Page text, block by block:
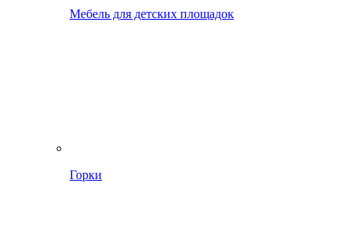
Мебель для детских площадок
Горки